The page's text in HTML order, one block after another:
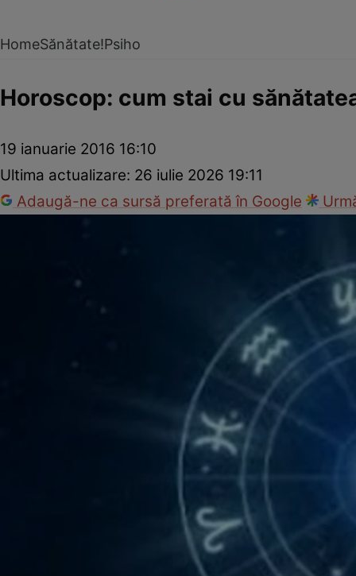
HomeSănătate!Psiho
Horoscop: cum stai cu
19 ianuarie 2016 16:10
Ultima actualizare: 26 iulie 2026 19:11
Adaugă-ne ca sursă preferată în Google